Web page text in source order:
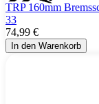
TRP 160mm
33
74,99 €
In den Warenkorb